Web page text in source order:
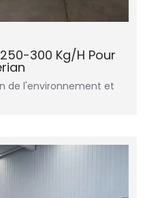
300 Kg/h Pour
de l'environnement et